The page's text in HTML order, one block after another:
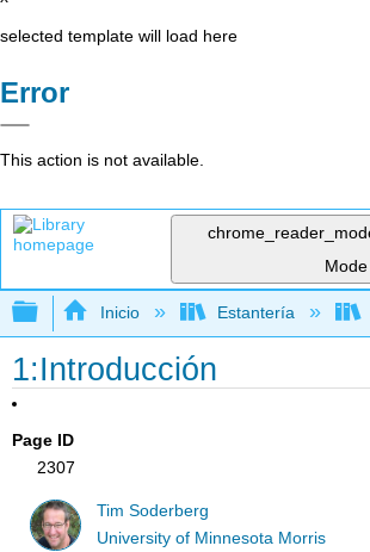
selected template will load here
Error
This action is not available.
Mode
Expandir/contraer jerarquía
Inicio Estantería
1:Introducción
Page ID
2307
Tim Soderberg
University of Minnesota Morris